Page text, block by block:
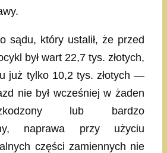
sądu, który ustalił, że przed
był wart 22,7 tys. złotych,
już tylko 10,2 tys. złotych —
nie był wcześniej w żaden
lub bardzo
naprawa przy użyciu
części zamiennych nie